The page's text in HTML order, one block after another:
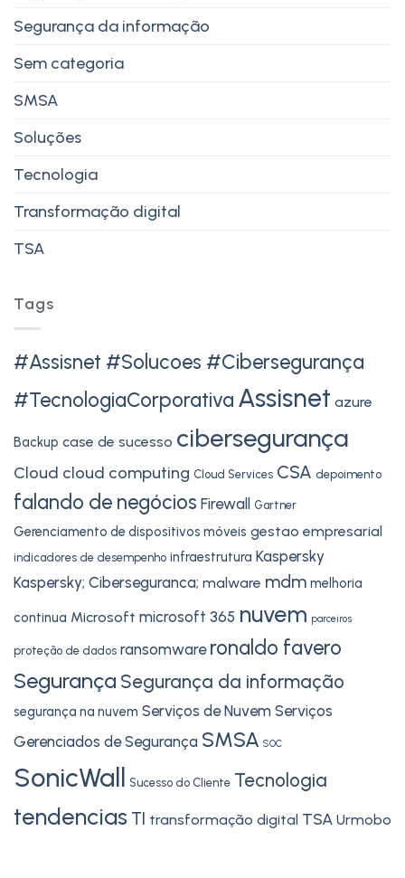
Segurança da informação
Sem categoria
SMSA
Soluções
Tecnologia
Transformação digital
TSA
Tags
#Assisnet #Solucoes #Cibersegurança
#TecnologiaCorporativa Assisnet azure
Backup case de sucesso cibersegurança
Cloud cloud computing Cloud Services CSA depoimento
falando de negócios Firewall Gartner
Gerenciamento de dispositivos móveis gestao empresarial
indicadores de desempenho infraestrutura Kaspersky
Kaspersky; Ciberseguranca; malware mdm melhoria
continua Microsoft microsoft 365 nuvem parceiros
proteção de dados ransomware ronaldo favero
Segurança Segurança da informação
segurança na nuvem Serviços de Nuvem Serviços
Gerenciados de Segurança SMSA SOC
SonicWall Sucesso do Cliente Tecnologia
tendencias TI transformação digital TSA Urmobo